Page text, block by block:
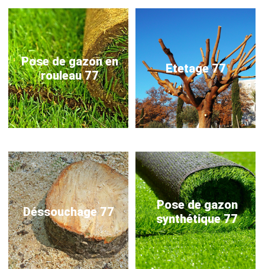
Pose de gazon en
rouleau 77
Etetage 77
Déssouchage 77
Pose de gazon
synthétique 77